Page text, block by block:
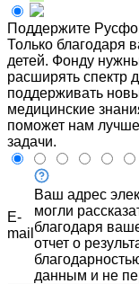
Поддержите
Только благодаря
детей. Фонду
расширять спектр
поддерживать
медицинские
поможет нам
задачи.
E-
mail
Ваш адрес
могли
благодаря
отчет о
данным и не